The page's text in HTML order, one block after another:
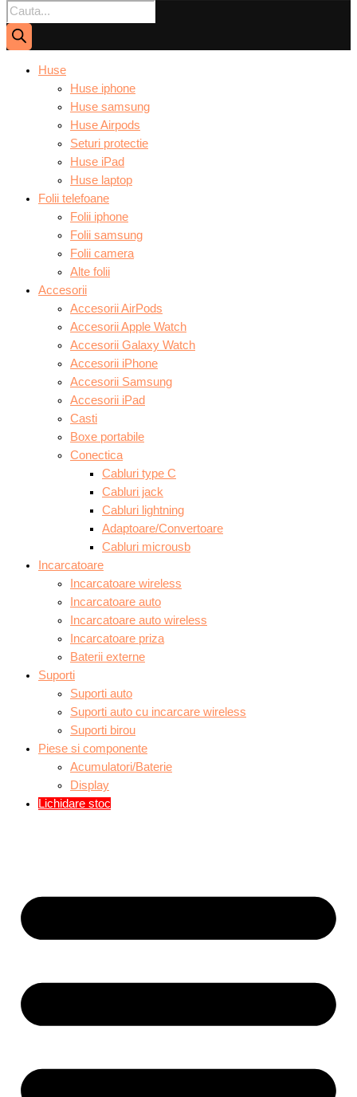
Huse
Huse iphone
Huse samsung
Huse Airpods
Seturi protectie
Huse iPad
Huse laptop
Folii telefoane
Folii iphone
Folii samsung
Folii camera
Alte folii
Accesorii
Accesorii AirPods
Accesorii Apple Watch
Accesorii Galaxy Watch
Accesorii iPhone
Accesorii Samsung
Accesorii iPad
Casti
Boxe portabile
Conectica
Cabluri type C
Cabluri jack
Cabluri lightning
Adaptoare/Convertoare
Cabluri microusb
Incarcatoare
Incarcatoare wireless
Incarcatoare auto
Incarcatoare auto wireless
Incarcatoare priza
Baterii externe
Suporti
Suporti auto
Suporti auto cu incarcare wireless
Suporti birou
Piese si componente
Acumulatori/Baterie
Display
Lichidare stoc